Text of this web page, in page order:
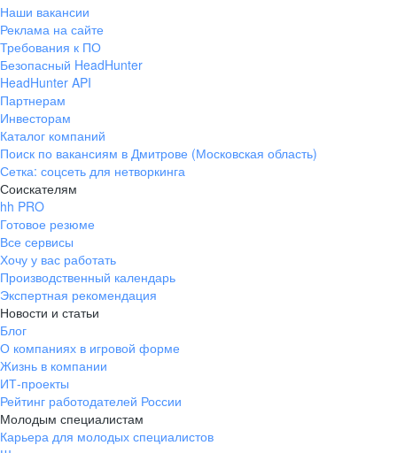
Наши вакансии
Реклама на сайте
Требования к ПО
Безопасный HeadHunter
HeadHunter API
Партнерам
Инвесторам
Каталог компаний
Поиск по вакансиям в Дмитрове (Московская область)
Сетка: соцсеть для нетворкинга
Соискателям
hh PRO
Готовое резюме
Все сервисы
Хочу у вас работать
Производственный календарь
Экспертная рекомендация
Новости и статьи
Блог
О компаниях в игровой форме
Жизнь в компании
ИТ-проекты
Рейтинг работодателей России
Молодым специалистам
Карьера для молодых специалистов